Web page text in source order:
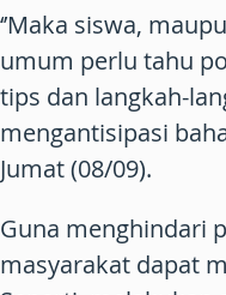
‘’Maka siswa,
umum perlu tahu
tips dan langkah-
mengantisipasi
Jumat (08/09).
Guna menghindari
masyarakat dapat